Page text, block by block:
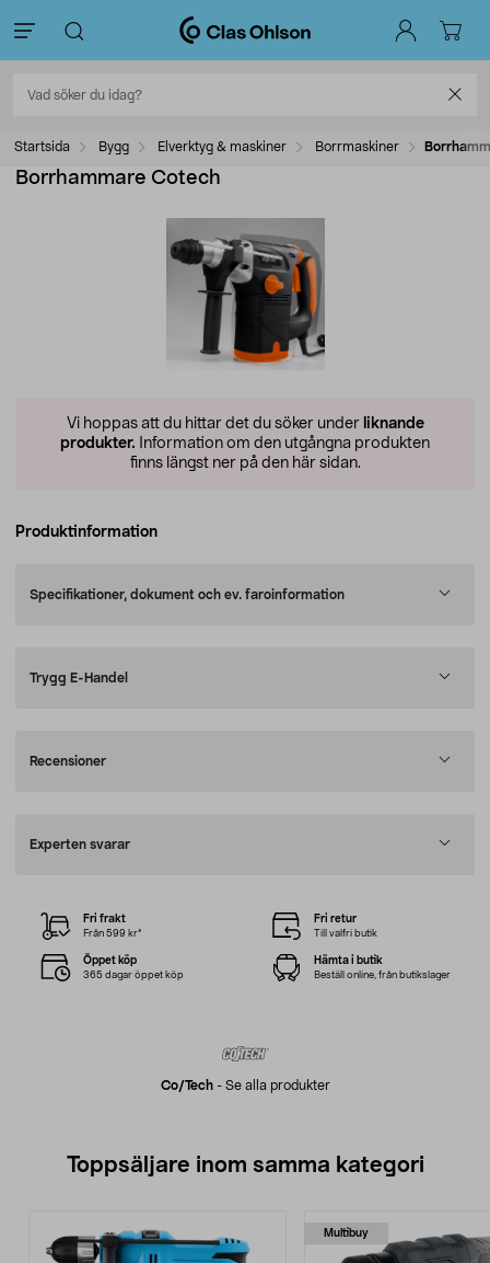
Startsida Bygg Elverktyg & maskiner Borrmaskiner
Borrhammare Cotech
Vi hoppas att du hittar det du söker under liknande
produkter. Information om den utgångna produkten
finns längst ner på den här sidan.
Produktinformation
Specifikationer, dokument och ev. faroinformation
Trygg E-Handel
Recensioner
Experten svarar
Co/tech- Se alla produkter
Fri frakt
Från 599 kr*
Fri retur
Till valfri butik
Öppet köp
365 dagar öppet köp
Hämta i butik
Beställ online, från butikslager
Toppsäljare inom samma kategori
Multibuy